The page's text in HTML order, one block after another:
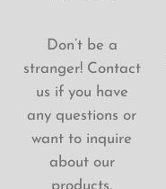
Don’t be a
stranger! Contact
us if you have
any questions or
want to inquire
about our